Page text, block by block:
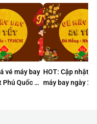
vé máy bay
Phú Quốc –
HOT: Cập nhật
máy bay ngày